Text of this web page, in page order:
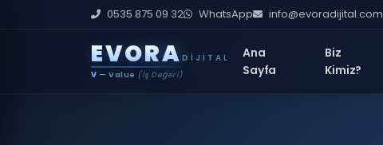
0535 875 09 32 WhatsApp info@evoradijital.com
EVORA DIJITAL
V — Value (İş Değeri)
Ana
Sayfa
Biz
Kimiz?